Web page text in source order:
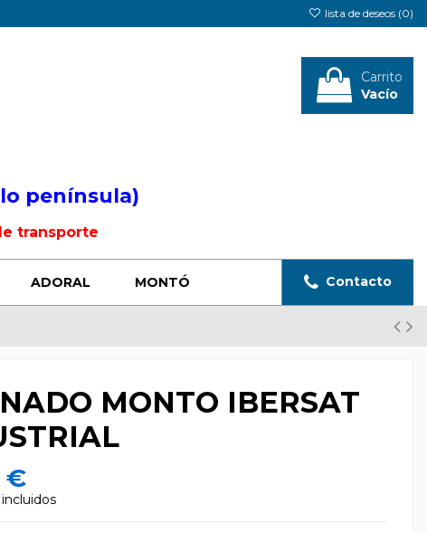
lista de deseos (0)
Carrito
Vacío
península)
transporte
ADORAL MONTÓ Contacto
MONTO IBERSAT
€